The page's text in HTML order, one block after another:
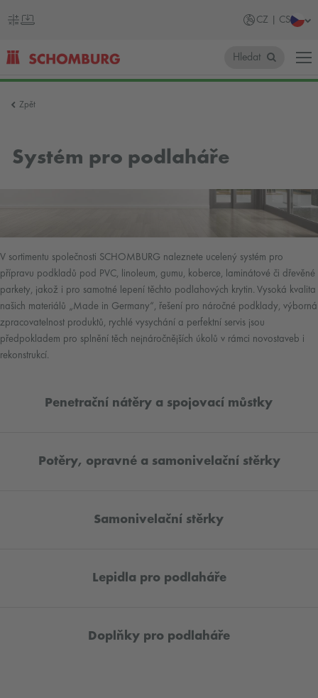
CZ | CS
Česko
Hledat
Zpět
Systém pro podlaháře
V sortimentu společnosti SCHOMBURG naleznete ucelený systém pro
přípravu podkladů pod PVC, linoleum, gumu, koberce, laminátové či dřevěné
parkety, jakož i pro samotné lepení těchto podlahových krytin. Vysoká kvalita
našich materiálů „Made in Germany“, řešení pro náročné podklady, výborná
zpracovatelnost produktů, rychlé vysychání a perfektní servis jsou
předpokladem pro splnění těch nejnáročnějších úkolů v rámci novostaveb i
rekonstrukcí.
Penetrační nátěry a spojovací můstky
Potěry, opravné a samonivelační stěrky
Samonivelační stěrky
Lepidla pro podlaháře
Doplňky pro podlaháře